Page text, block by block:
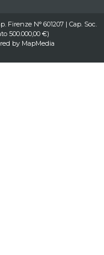
Firenze N° 601207 | Cap. Soc.
500.000,00 €)
by MapMedia